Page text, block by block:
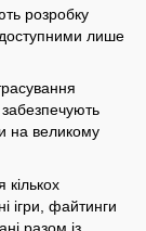
розробку
доступними лише
на великому
кількох
ігри, файтинги
разом із